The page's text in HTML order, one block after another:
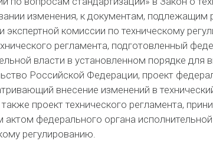
изменения, к документам,
экспертной комиссии по техническому
регламента, подготовленный
власти в установленном порядке для
Российской Федерации, проект
внесение изменений в
также проект технического регламента,
актом федерального органа
регулированию.